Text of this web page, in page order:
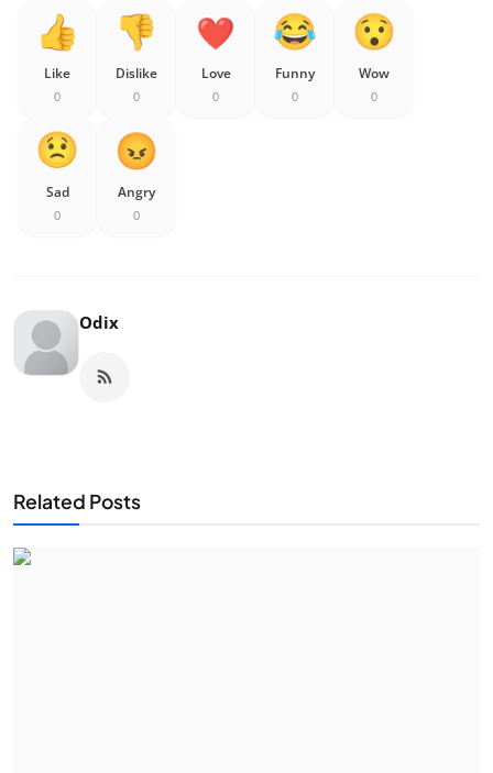
Like
0
Dislike
0
Love
0
Funny
0
Wow
0
Sad
0
Angry
0
Odix
Related Posts